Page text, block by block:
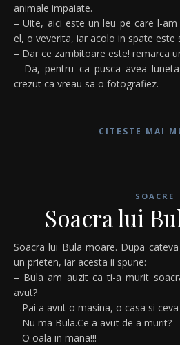
animale impaiate.
– Uite, aici este un leu pe care l-
el, o veverita, iar acolo in spate este
– Dar ce zambitoare este! remarca
– Da, pentru ca pusca avea
crezut ca vreau sa o fotografiez.
CITESTE MAI
SOACRE
Soacra lui
Soacra lui Bula moare. Dupa cateva zile Bula se intalneste cu
un prieten, iar acesta ii spune:
– Bula am auzit ca ti-a murit
avut?
– Pai a avut o masina, o casa si
– Nu ma Bula.Ce a avut de a murit?
– O oala in mana!!!